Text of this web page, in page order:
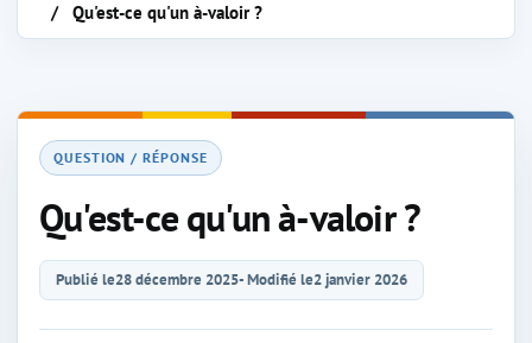
Qu'est-ce qu'un à-valoir ?
QUESTION / RÉPONSE
Qu'est-ce qu'un à-valoir ?
Publié le28 décembre 2025- Modifié le2 janvier 2026